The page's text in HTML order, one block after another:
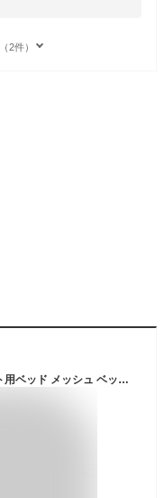
2件）
【ポイント5倍★6/15】ペットベッド ペット用ベッド メッシュ ベッド M 脚付き コット テント付き 夏 夏用 屋内 屋外 小型犬 犬 猫 アウトドア キャンプ 涼しい 日除け 熱中症対策 通気性 猫用 ねこ いぬ マット ペット用品 ギフト ペット用コット